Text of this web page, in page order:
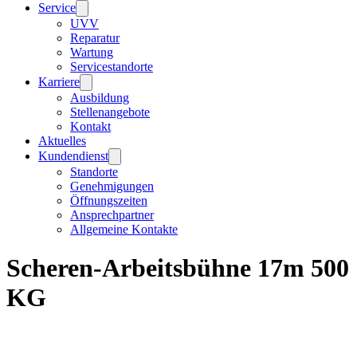
Service
UVV
Reparatur
Wartung
Servicestandorte
Karriere
Ausbildung
Stellenangebote
Kontakt
Aktuelles
Kundendienst
Standorte
Genehmigungen
Öffnungszeiten
Ansprechpartner
Allgemeine Kontakte
Scheren-Arbeitsbühne 17m 500
KG